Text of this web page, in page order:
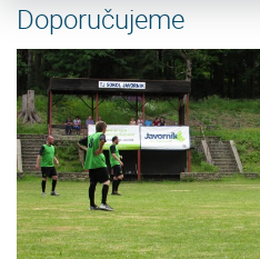
Doporučujeme